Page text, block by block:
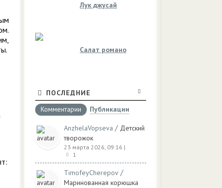
Лук джусай
Салат романо
ПОСЛЕДНИЕ
Комментарии
Публикации
AnzhelaVopseva / Детский
творожок
23 марта 2026, 09:16 |
1
TimofeyCherepov /
Маринованная корюшка